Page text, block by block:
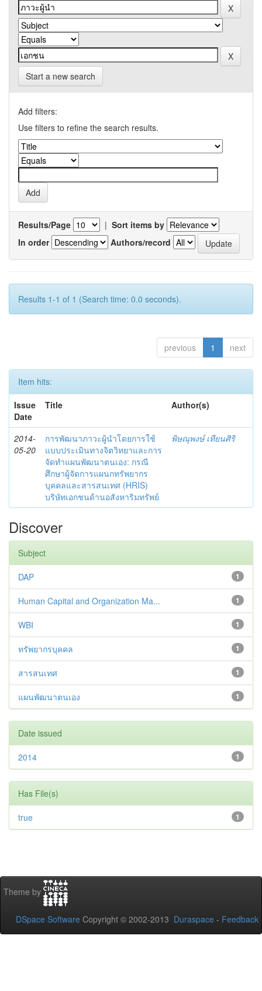
Start a new search
Add filters:
Use filters to refine the search results.
Results/Page | Sort items by
In order
Authors/record
Results 1-1 of 1 (Search time: 0.0 seconds).
previous 1 next
Item hits:
Issue
Date
Title Author(s)
2014-
05-20
การพัฒนาภาวะผู้นำโดยการใช้
แบบประเมินทางจิตวิทยาและการ
จัดทำแผนพัฒนาตนเอง: กรณี
ศึกษาผู้จัดการแผนกทรัพยากร
บุคคลและสารสนเทศ (HRIS)
บริษัทเอกชนด้านอสังหาริมทรัพย์
พิษณุพงษ์ เทียนศิริ
Discover
Subject
1
DAP
1
Human Capital and Organization Ma...
1
WBI
1
ทรัพยากรบุคคล
1
สารสนเทศ
1
แผนพัฒนาตนเอง
Date issued
1
2014
Has File(s)
1
true
Theme by
DSpace Software Copyright © 2002-2013 Duraspace - Feedback